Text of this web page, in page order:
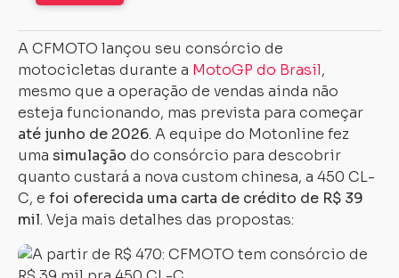
A CFMOTO lançou seu consórcio de
motocicletas durante a MotoGP do Brasil,
mesmo que a operação de vendas ainda não
esteja funcionando, mas prevista para começar
até junho de 2026. A equipe do Motonline fez
uma simulação do consórcio para descobrir
quanto custará a nova custom chinesa, a 450 CL-
C, e foi oferecida uma carta de crédito de R$ 39
mil. Veja mais detalhes das propostas: